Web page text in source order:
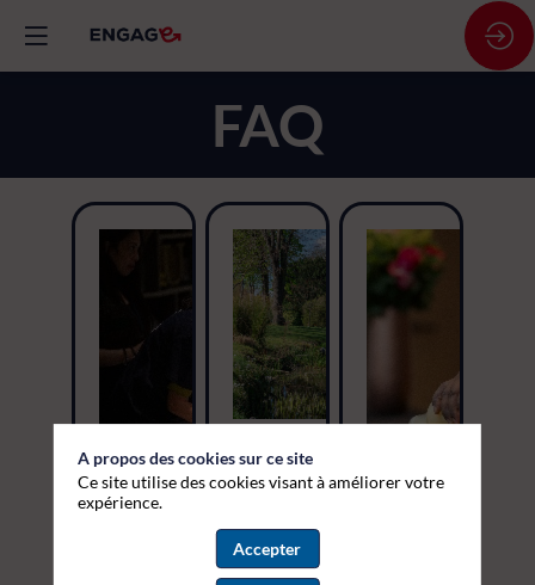
FAQ
Gérer
Jour J
A propos des cookies sur ce site
Ce site utilise des cookies visant à améliorer votre
expérience.
Accepter